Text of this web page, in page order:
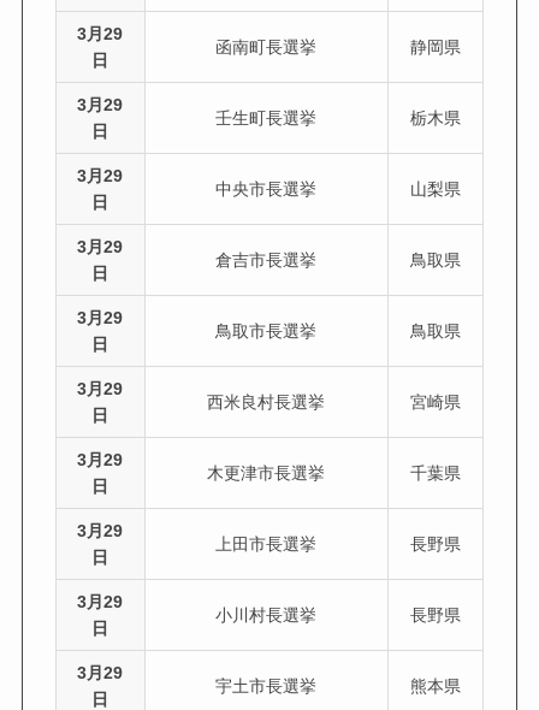
3月29
日
函南町長選挙 静岡県
3月29
日
壬生町長選挙 栃木県
3月29
日
中央市長選挙 山梨県
3月29
日
倉吉市長選挙 鳥取県
3月29
日
鳥取市長選挙 鳥取県
3月29
日
西米良村長選挙 宮崎県
3月29
日
木更津市長選挙 千葉県
3月29
日
上田市長選挙 長野県
3月29
日
小川村長選挙 長野県
3月29
日
宇土市長選挙 熊本県